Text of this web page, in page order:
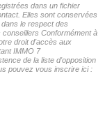
dans un fichier
Elles sont conservées
le respect des
Conformément à
droit d'accès aux
IMMO 7
de la liste d'opposition
pouvez vous inscrire ici :